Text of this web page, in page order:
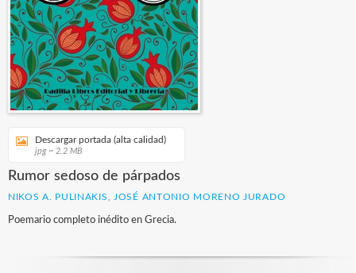
Descargar portada (alta calidad)
jpg ~ 2.2 MB
Rumor sedoso de párpados
NIKOS A. PULINAKIS JOSÉ ANTONIO MORENO JURADO
Poemario completo inédito en Grecia.